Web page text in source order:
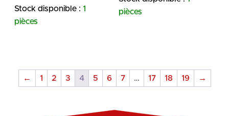
Stock disponible : 1
pièces
pièces
← 1 2 3 4 5 6 7 … 17 18 19 →